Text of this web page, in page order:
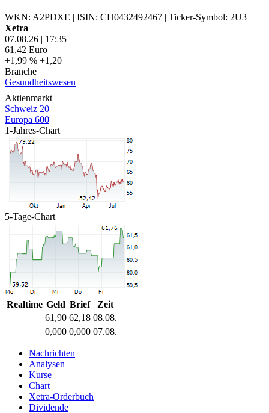
WKN: A2PDXE | ISIN: CH0432492467 | Ticker-Symbol: 2U3
Xetra
07.08.26 | 17:35
61,42 Euro
+1,99 % +1,20
Branche
Gesundheitswesen
Aktienmarkt
Schweiz 20
Europa 600
1-Jahres-Chart
5-Tage-Chart
Realtime Geld Brief
Zeit
61,90 62,18 08.08.
0,000 0,000 07.08.
Nachrichten
Analysen
Kurse
Chart
Xetra-Orderbuch
Dividende